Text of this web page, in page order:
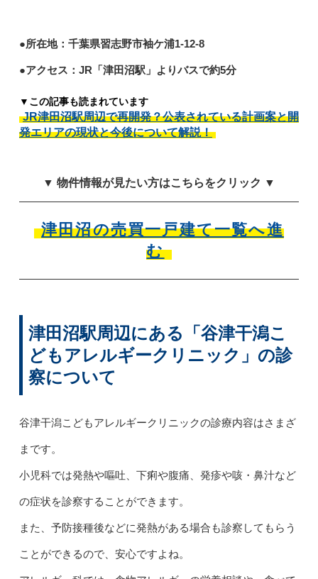
●所在地：千葉県習志野市袖ケ浦1-12-8
●アクセス：JR「津田沼駅」よりバスで約5分
▼この記事も読まれています
JR津田沼駅周辺で再開発？公表されている計画案と開
発エリアの現状と今後について解説！
▼ 物件情報が見たい方はこちらをクリック ▼
津田沼の売買一戸建て一覧へ進
む
津田沼駅周辺にある「谷津干潟こ
どもアレルギークリニック」の診
察について
谷津干潟こどもアレルギークリニックの診療内容はさまざ
まです。
小児科では発熱や嘔吐、下痢や腹痛、発疹や咳・鼻汁など
の症状を診察することができます。
また、予防接種後などに発熱がある場合も診察してもらう
ことができるので、安心ですよね。